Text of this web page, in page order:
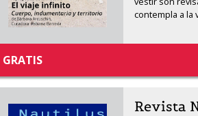
contempla a la
GRATIS
Revista